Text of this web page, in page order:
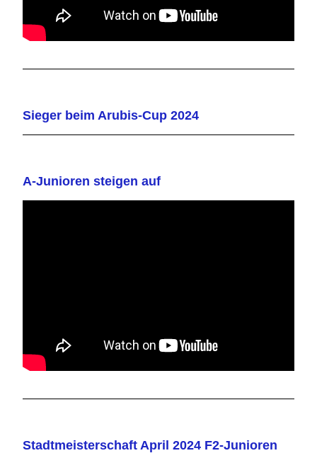
Sieger beim Arubis-Cup 2024
A-Junioren steigen auf
Stadtmeisterschaft April 2024 F2-Junioren